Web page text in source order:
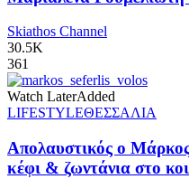
Skiathos Channel
30.5K
361
Watch LaterAdded
LIFESTYLEΘΕΣΣΑΛΙΑ
Απολαυστικός ο
κέφι & ζωντάνια στο